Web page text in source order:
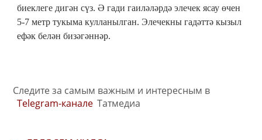
биеклеге дигән сүз. Ә гади гаиләләрдә элечек ясау өчен
5-7 метр тукыма кулланылган. Элечекны гадәттә кызыл
ефәк белән бизәгәннәр.
Следите за самым важным и интересным в
Telegram-канале Татмедиа